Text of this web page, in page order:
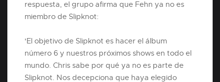
respuesta, el grupo afirma que Fehn ya no es
miembro de Slipknot:
'El objetivo de Slipknot es hacer el álbum
número 6 y nuestros próximos shows en todo el
mundo. Chris sabe por qué ya no es parte de
Slipknot. Nos decepciona que haya elegido